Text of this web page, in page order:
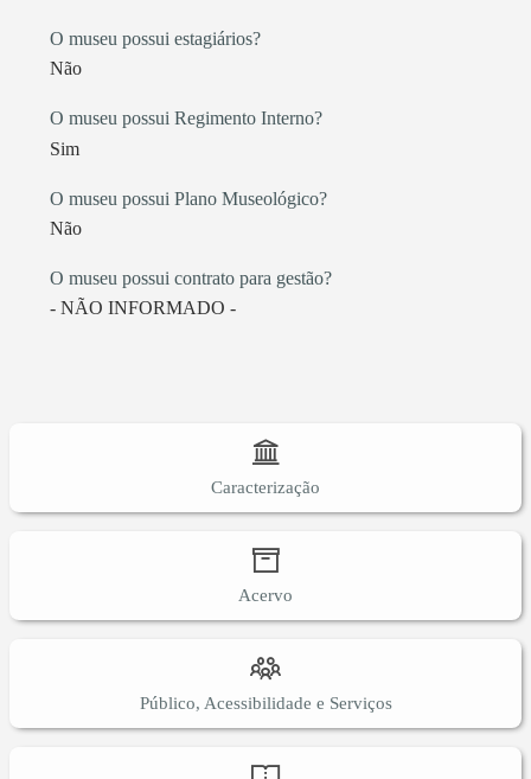
O museu possui estagiários?
Não
O museu possui Regimento Interno?
Sim
O museu possui Plano Museológico?
Não
O museu possui contrato para gestão?
- NÃO INFORMADO -
Caracterização
Acervo
Público, Acessibilidade e Serviços